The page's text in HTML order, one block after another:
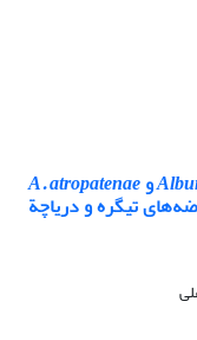
وA. atropatenae
تیگره و دریاچة